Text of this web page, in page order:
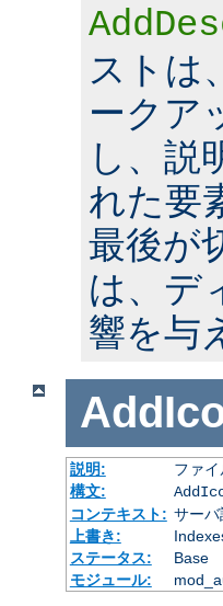
ストは
ークア
し、説
れた要
最後が
は、デ
響を与
説明:
ファ
構文:
コンテキスト: サー
上書き:
ステータス:
Base
モジュール: